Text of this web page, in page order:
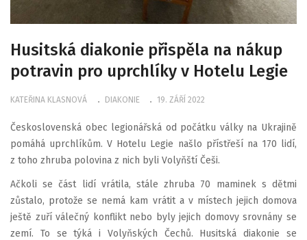
Husitská diakonie přispěla na nákup
potravin pro uprchlíky v Hotelu Legie
KATEŘINA KLASNOVÁ DIAKONIE 19. ZÁŘÍ 2022
Československá obec legionářská od počátku války na Ukrajině
pomáhá uprchlíkům. V Hotelu Legie našlo přístřeší na 170 lidí,
z toho zhruba polovina z nich byli Volyňští Češi.
Ačkoli se část lidí vrátila, stále zhruba 70 maminek s dětmi
zůstalo, protože se nemá kam vrátit a v místech jejich domova
ještě zuří válečný konflikt nebo byly jejich domovy srovnány se
zemí. To se týká i Volyňských Čechů. Husitská diakonie se